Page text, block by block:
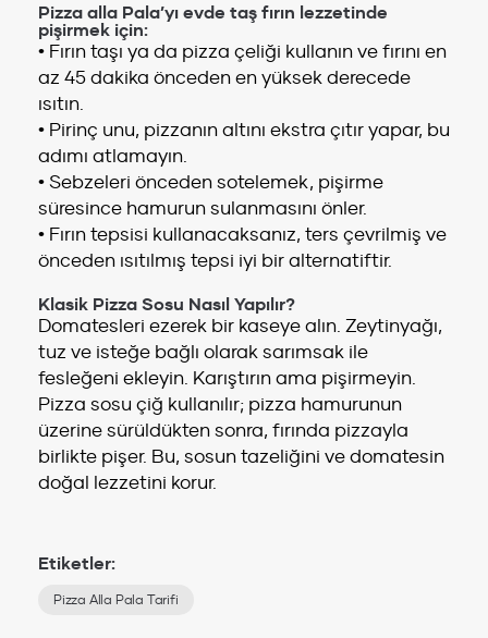
Pizza alla Pala’yı evde taş fırın lezzetinde
pişirmek için:
• Fırın taşı ya da pizza çeliği kullanın ve fırını en
az 45 dakika önceden en yüksek derecede
ısıtın.
• Pirinç unu, pizzanın altını ekstra çıtır yapar, bu
adımı atlamayın.
• Sebzeleri önceden sotelemek, pişirme
süresince hamurun sulanmasını önler.
• Fırın tepsisi kullanacaksanız, ters çevrilmiş ve
önceden ısıtılmış tepsi iyi bir alternatiftir.
Klasik Pizza Sosu Nasıl Yapılır?
Domatesleri ezerek bir kaseye alın. Zeytinyağı,
tuz ve isteğe bağlı olarak sarımsak ile
fesleğeni ekleyin. Karıştırın ama pişirmeyin.
Pizza sosu çiğ kullanılır; pizza hamurunun
üzerine sürüldükten sonra, fırında pizzayla
birlikte pişer. Bu, sosun tazeliğini ve domatesin
doğal lezzetini korur.
Etiketler:
Pizza Alla Pala Tarifi